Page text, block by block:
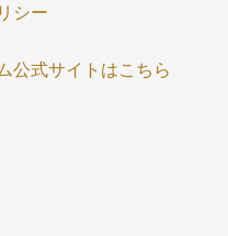
シー
公式サイトはこちら